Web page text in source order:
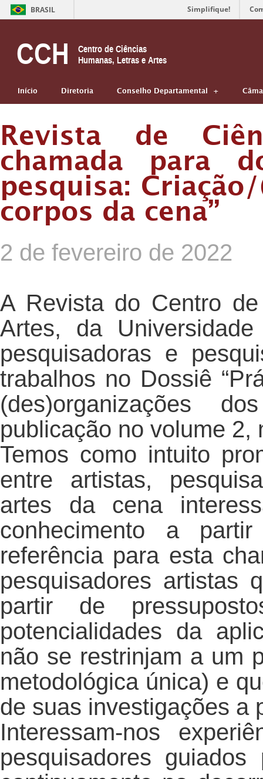
BRASIL Simplifique!
CCH
Centro de Ciências
Humanas, Letras e Artes
Início Diretoria Conselho Departamental
Revista de
chamada para
pesquisa:
corpos da cena”
2 de fevereiro de 2022
A Revista do Centro
Artes, da
pesquisadoras e
trabalhos no Dossiê
(des)organizações
publicação no volume 2,
Temos como intuito
entre artistas,
artes da cena
conhecimento a
referência para esta
pesquisadores artistas
partir de
potencialidades da
não se restrinjam a um
metodológica única) e
de suas investigações a
Interessam-nos
pesquisadores